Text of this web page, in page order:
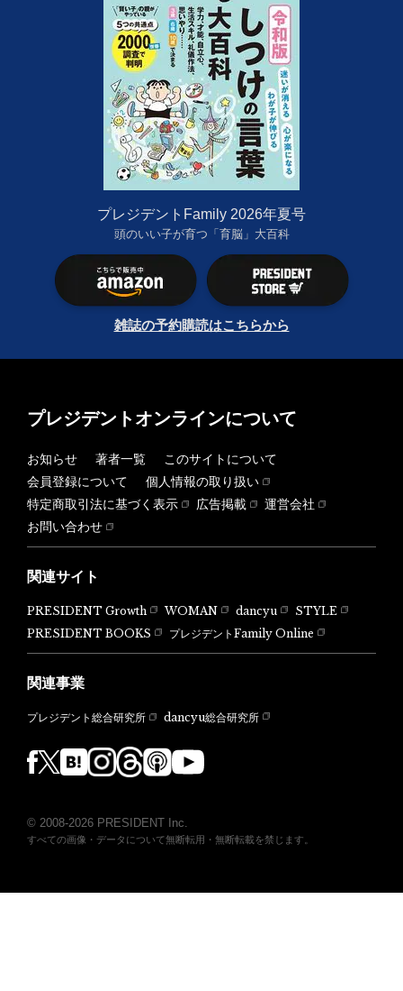
プレジデントFamily 2026年夏号
頭のいい子が育つ「育脳」大百科
雑誌の予約購読はこちらから
プレジデントオンラインについて
お知らせ 著者一覧
このサイトについて
会員登録について
個人情報の取り扱い
特定商取引法に基づく表示
広告掲載
運営会社
お問い合わせ
関連サイト
PRESIDENT Growth WOMAN dancyu
STYLE
PRESIDENT BOOKS
プレジデントFamily Online
関連事業
プレジデント総合研究所 dancyu総合研究所
© 2008-2026 PRESIDENT Inc.
すべての画像・データについて無断転用・無断転載を禁じます。